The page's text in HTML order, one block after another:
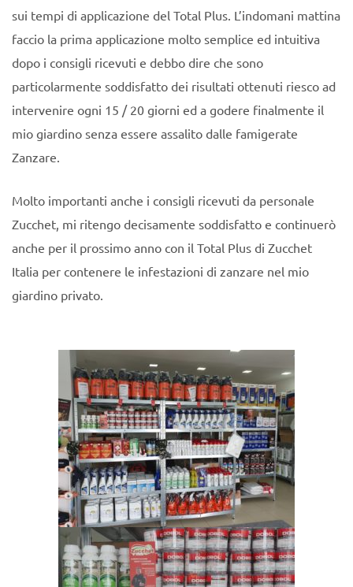
sui tempi di applicazione del Total Plus. L’indomani mattina
faccio la prima applicazione molto semplice ed intuitiva
dopo i consigli ricevuti e debbo dire che sono
particolarmente soddisfatto dei risultati ottenuti riesco ad
intervenire ogni 15 / 20 giorni ed a godere finalmente il
mio giardino senza essere assalito dalle famigerate
Zanzare.
Molto importanti anche i consigli ricevuti da personale
Zucchet, mi ritengo decisamente soddisfatto e continuerò
anche per il prossimo anno con il Total Plus di Zucchet
Italia per contenere le infestazioni di zanzare nel mio
giardino privato.